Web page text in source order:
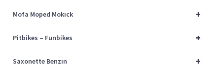
+
Mofa Moped Mokick
+
Pitbikes – Funbikes
+
Saxonette Benzin